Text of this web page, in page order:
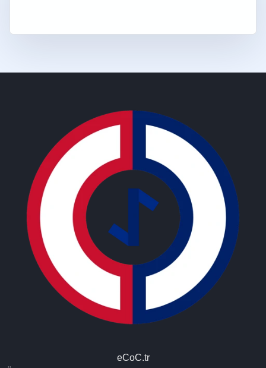
eCoC.tr